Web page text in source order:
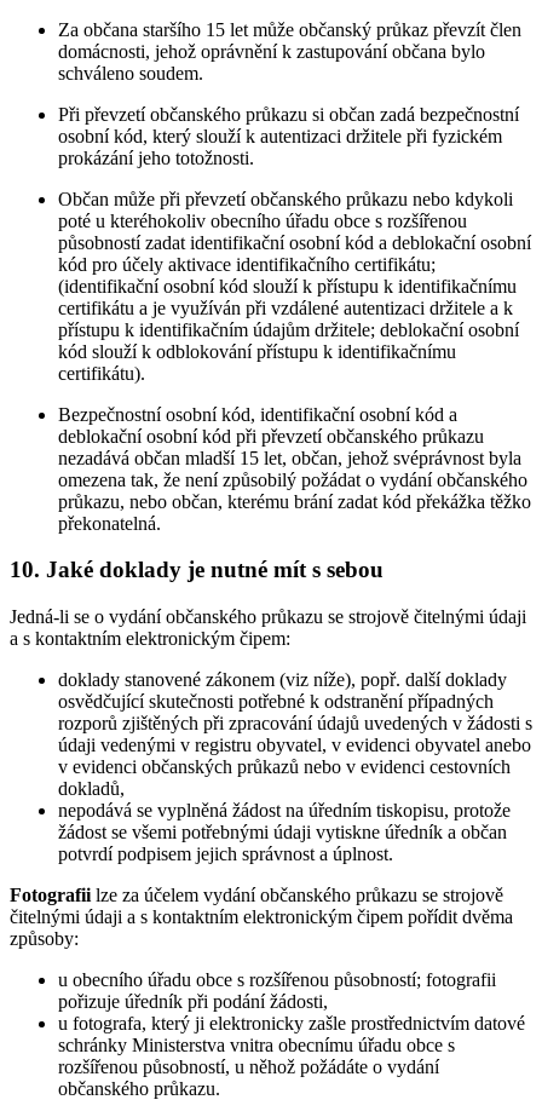
Za občana staršího 15 let může občanský průkaz převzít člen
domácnosti, jehož oprávnění k zastupování občana bylo
schváleno soudem.
Při převzetí občanského průkazu si občan zadá bezpečnostní
osobní kód, který slouží k autentizaci držitele při fyzickém
prokázání jeho totožnosti.
Občan může při převzetí občanského průkazu nebo kdykoli
poté u kteréhokoliv obecního úřadu obce s rozšířenou
působností zadat identifikační osobní kód a deblokační osobní
kód pro účely aktivace identifikačního certifikátu;
(identifikační osobní kód slouží k přístupu k identifikačnímu
certifikátu a je využíván při vzdálené autentizaci držitele a k
přístupu k identifikačním údajům držitele; deblokační osobní
kód slouží k odblokování přístupu k identifikačnímu
certifikátu).
Bezpečnostní osobní kód, identifikační osobní kód a
deblokační osobní kód při převzetí občanského průkazu
nezadává občan mladší 15 let, občan, jehož svéprávnost byla
omezena tak, že není způsobilý požádat o vydání občanského
průkazu, nebo občan, kterému brání zadat kód překážka těžko
překonatelná.
10. Jaké doklady je nutné mít s sebou
Jedná-li se o vydání občanského průkazu se strojově čitelnými údaji
a s kontaktním elektronickým čipem:
doklady stanovené zákonem (viz níže), popř. další doklady
osvědčující skutečnosti potřebné k odstranění případných
rozporů zjištěných při zpracování údajů uvedených v žádosti s
údaji vedenými v registru obyvatel, v evidenci obyvatel anebo
v evidenci občanských průkazů nebo v evidenci cestovních
dokladů,
nepodává se vyplněná žádost na úředním tiskopisu, protože
žádost se všemi potřebnými údaji vytiskne úředník a občan
potvrdí podpisem jejich správnost a úplnost.
Fotografii lze za účelem vydání občanského průkazu se strojově
čitelnými údaji a s kontaktním elektronickým čipem pořídit dvěma
způsoby:
u obecního úřadu obce s rozšířenou působností; fotografii
pořizuje úředník při podání žádosti,
u fotografa, který ji elektronicky zašle prostřednictvím datové
schránky Ministerstva vnitra obecnímu úřadu obce s
rozšířenou působností, u něhož požádáte o vydání
občanského průkazu.